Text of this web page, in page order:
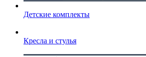
Детские комплекты
Кресла и стулья